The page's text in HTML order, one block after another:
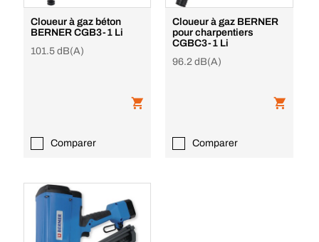
Cloueur à gaz béton
BERNER CGB3-1 Li
101.5 dB(A)
Comparer
Cloueur à gaz BERNER
pour charpentiers
CGBC3-1 Li
96.2 dB(A)
Comparer